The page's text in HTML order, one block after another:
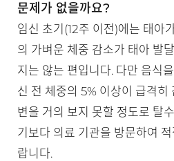
문제가 없을까요?
임신 초기(12주 이전)에는 태아
의 가벼운 체중 감소가 태아 발
지는 않는 편입니다. 다만 음식
신 전 체중의 5% 이상이 급격히
변을 거의 보지 못할 정도로 탈
기보다 의료 기관을 방문하여
랍니다.